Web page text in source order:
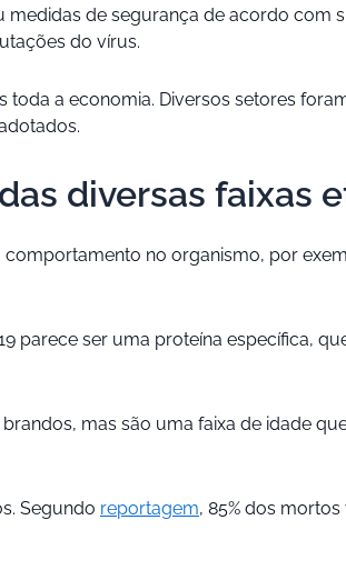
medidas de segurança de acordo com
do vírus.
a economia. Diversos setores
diversas faixas
no organismo, por
parece ser uma proteína específica,
mas são uma faixa de idade
Segundo reportagem, 85% dos